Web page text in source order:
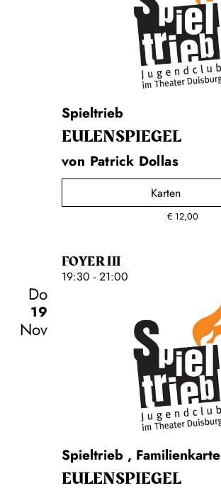
Spieltrieb
EULENSPIEGEL
von Patrick Dollas
Karten
€ 12,00
FOYER III
19:30 - 21:00
Do
19
Nov
Spieltrieb , Familienkarte
EULENSPIEGEL